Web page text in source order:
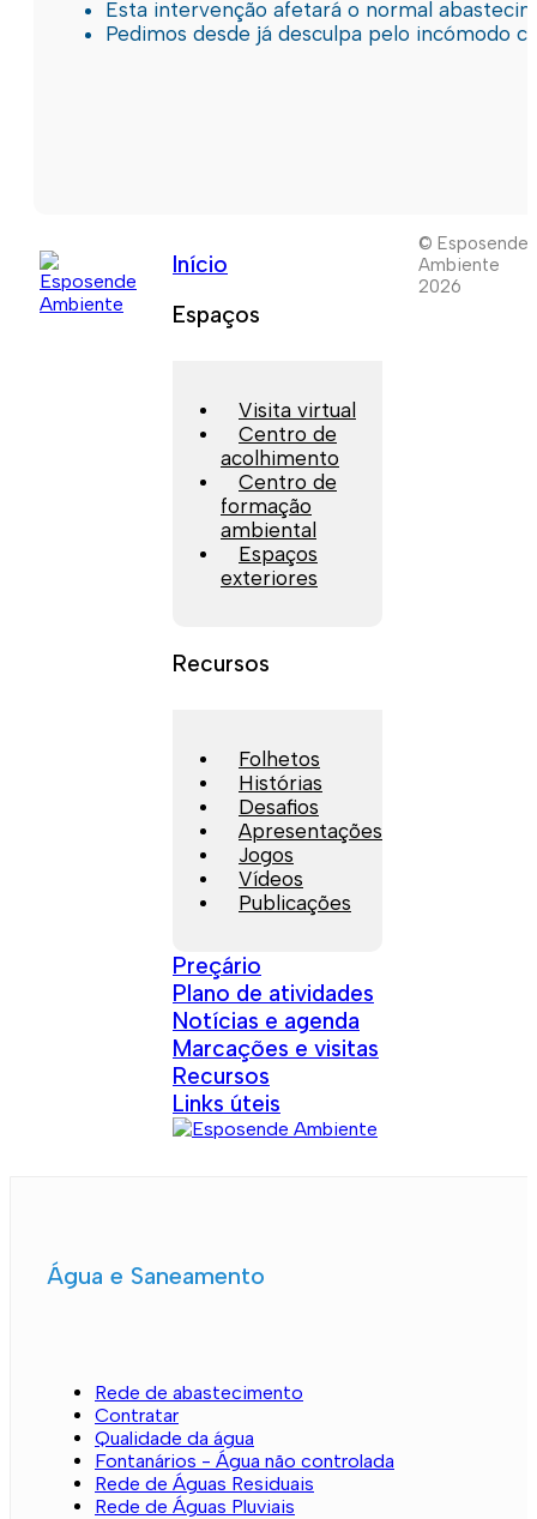
Esta intervenção afetará o normal
Pedimos desde já desculpa pelo incómodo
Início
Espaços
Visita virtual
Centro de
acolhimento
Centro de
formação
ambiental
Espaços
exteriores
Recursos
Folhetos
Histórias
Desafios
Apresentações
Jogos
Vídeos
Publicações
Preçário
Plano de atividades
Notícias e agenda
Marcações e visitas
Recursos
Links úteis
© Esposende
Ambiente
2026
Água e Saneamento
Rede de abastecimento
Contratar
Qualidade da água
Fontanários - Água não controlada
Rede de Águas Residuais
Rede de Águas Pluviais